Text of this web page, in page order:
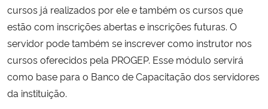
Ministério do Desenvolvimento Regional
Controladoria-Geral da União
Ministério da Mulher, da Família e dos Direitos Humanos
cursos já realizados por ele e também os cursos que
estão com inscrições abertas e inscrições futuras. O
servidor pode também se inscrever como instrutor nos
cursos oferecidos pela PROGEP. Esse módulo servirá
como base para o Banco de Capacitação dos servidores
da instituição.